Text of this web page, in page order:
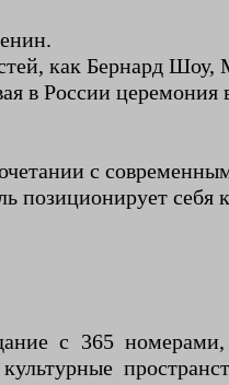
как Бернард
в России
с
позиционирует
с 365 номерами,